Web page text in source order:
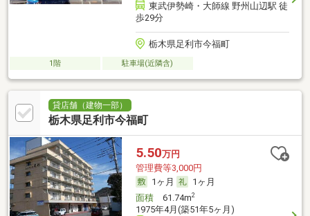
東武伊勢崎・大師線 野州山辺駅 徒
歩29分
栃木県足利市今福町
1階 駐車場(近隣含)
貸店舗（建物一部）
栃木県足利市今福町
5.50万円
管理費等3,000円
1ヶ月
1ヶ月
面積61.74m2
1975年4月(築51年5ヶ月)